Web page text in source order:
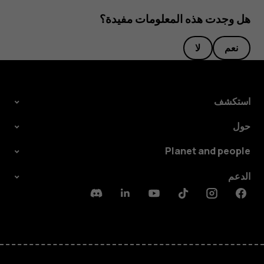
هل وجدت هذه المعلومات مفيدة؟
نعم لا
استكشف
حول
Planet and people
الدعم
Facebook
Instagram
Tiktok
Youtube
Linkedin
Discord